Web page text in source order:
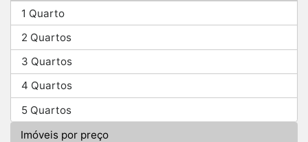
1 Quarto
2 Quartos
3 Quartos
4 Quartos
5 Quartos
Imóveis por preço